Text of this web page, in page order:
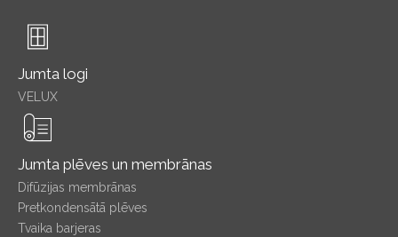
Jumta logi
VELUX
Jumta plēves un membrānas
Difūzijas membrānas
Pretkondensātā plēves
Tvaika barjeras